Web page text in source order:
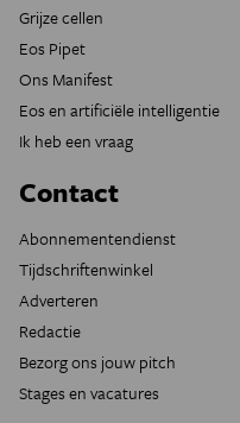
Grijze cellen
Eos Pipet
Ons Manifest
Eos en artificiële intelligentie
Ik heb een vraag
Contact
Abonnementendienst
Tijdschriftenwinkel
Adverteren
Redactie
Bezorg ons jouw pitch
Stages en vacatures